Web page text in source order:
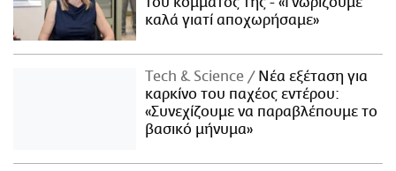
καλά γιατί αποχωρήσαμε»
Τech & Science
Νέα εξέταση για
καρκίνο του παχέος εντέρου:
«Συνεχίζουμε να παραβλέπουμε το
βασικό μήνυμα»